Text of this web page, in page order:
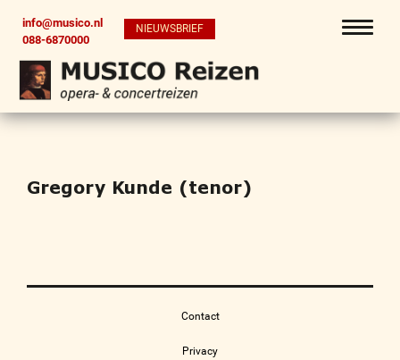
info@musico.nl
088-6870000
NIEUWSBRIEF
Gregory Kunde (tenor)
Contact
Privacy